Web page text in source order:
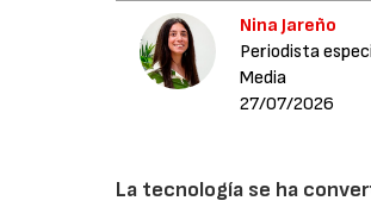
Nina Jareño
Periodista
Media
27/07/2026
La tecnología se ha